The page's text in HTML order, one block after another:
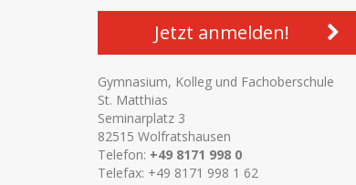
Jetzt anmelden!
Gymnasium, Kolleg und Fachoberschule
St. Matthias
Seminarplatz 3
82515 Wolfratshausen
Telefon: +49 8171 998 0
Telefax: +49 8171 998 1 62